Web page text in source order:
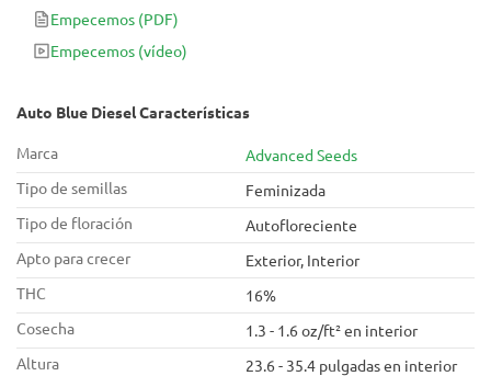
valoradas: Blueberry y Diesel. Todo esto la hace ideal para
aquellos que quieran cultivar una planta de marihuana
productiva, sabrosa y colorida. ¿Estás preparado?
Empecemos (PDF)
Empecemos (vídeo)
Auto Blue Diesel Características
Marca
Advanced Seeds
Tipo de semillas
Feminizada
Tipo de floración
Autofloreciente
Apto para crecer
Exterior, Interior
THC
16%
Cosecha
1.3 - 1.6 oz/ft² en interior
Altura
23.6 - 35.4 pulgadas en interior